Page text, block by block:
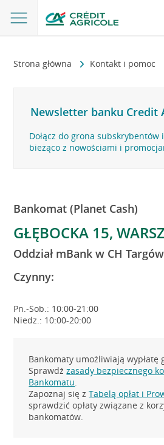
Strona główna Kontakt i pomoc
Newsletter banku Credit
Dołącz do grona subskrybentów
bieżąco z nowościami i
Bankomat (Planet Cash)
GŁĘBOCKA 15,
Oddział mBank w CH
Czynny:
Pn.-Sob.: 10:00-21:00
Niedz.: 10:00-20:00
Bankomaty umożliwiają wypłatę
Sprawdźzasady bezpiecznego
Bankomatu.
Zapoznaj się zTabelą opłat i
sprawdzić opłaty związane z
bankomatów.